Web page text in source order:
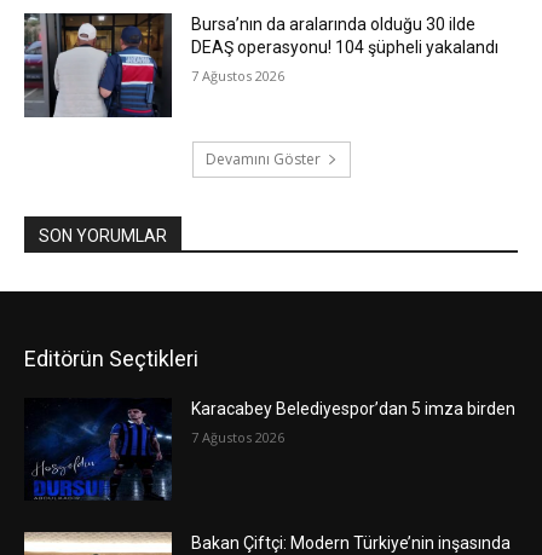
Bursa’nın da aralarında olduğu 30 ilde
DEAŞ operasyonu! 104 şüpheli yakalandı
7 Ağustos 2026
Devamını Göster
SON YORUMLAR
Editörün Seçtikleri
Karacabey Belediyespor’dan 5 imza birden
7 Ağustos 2026
Bakan Çiftçi: Modern Türkiye’nin inşasında